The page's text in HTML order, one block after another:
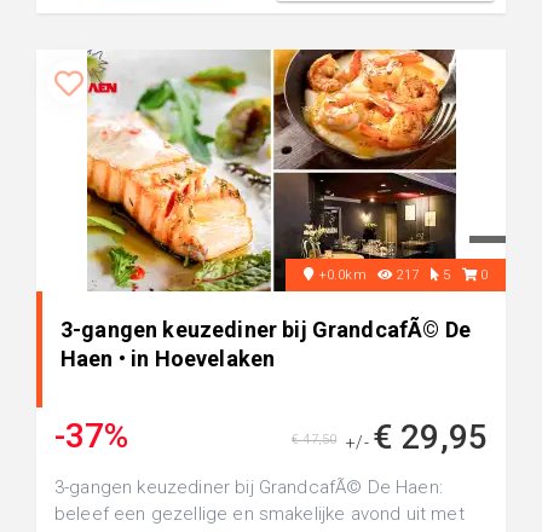
+0.0km 217 5 0
3-gangen keuzediner bij GrandcafÃ© De
Haen • in Hoevelaken
-37% +/- € 29,95
€ 47,50
3-gangen keuzediner bij GrandcafÃ© De Haen:
beleef een gezellige en smakelijke avond uit met